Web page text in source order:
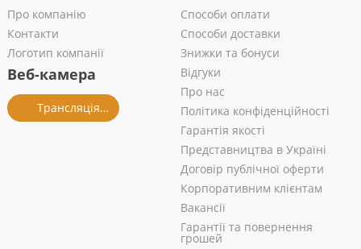
Про компанію
Контакти
Логотип компанії
Веб-камера
Трансляція із салону
Способи оплати
Способи доставки
Знижки та бонуси
Відгуки
Про нас
Політика конфіденційності
Гарантія якості
Представництва в Україні
Договір публічної оферти
Корпоративним клієнтам
Вакансії
Гарантії та повернення
грошей